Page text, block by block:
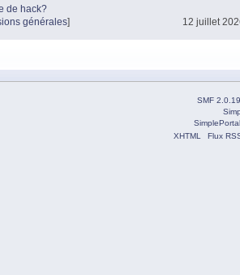
de hack?
générales] 12 juillet
SMF 2.0.19
XHTML
Flux